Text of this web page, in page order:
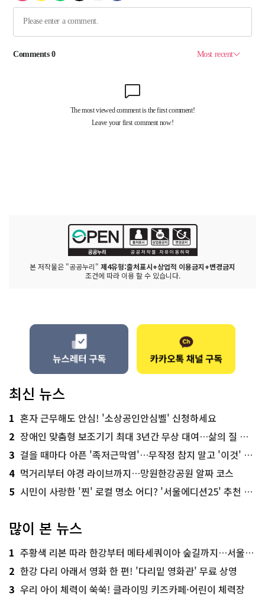
본 저작물은 "공공누리" 제4유형:출처표시+상업적 이용금지+변경금지
조건에 따라 이용 할 수 있습니다.
최신 뉴스
1 혼자 근무해도 안심! '소상공인안심벨' 신청하세요
2 장애인 맞춤형 보조기기 최대 3년간 무상 대여…삶의 질 높인다
3 걸을 때마다 아픈 '족저근막염'…무작정 참지 말고 '이것' 해보세요!
4 먹거리부터 야경 라이브까지…망원한강공원 알짜 코스
5 시민이 사랑한 '찐' 로컬 명소 어디? '서울에디션25' 추천 코스
많이 본 뉴스
1 주황색 리본 따라 한강부터 메타세쿼이아 숲길까지…서울둘레길 15코스
2 한강 다리 아래서 영화 한 편! '다리밑 영화관' 무료 상영
3 우리 아이 체력이 쑥쑥! 클라이밍 키즈카페·어린이 체력장